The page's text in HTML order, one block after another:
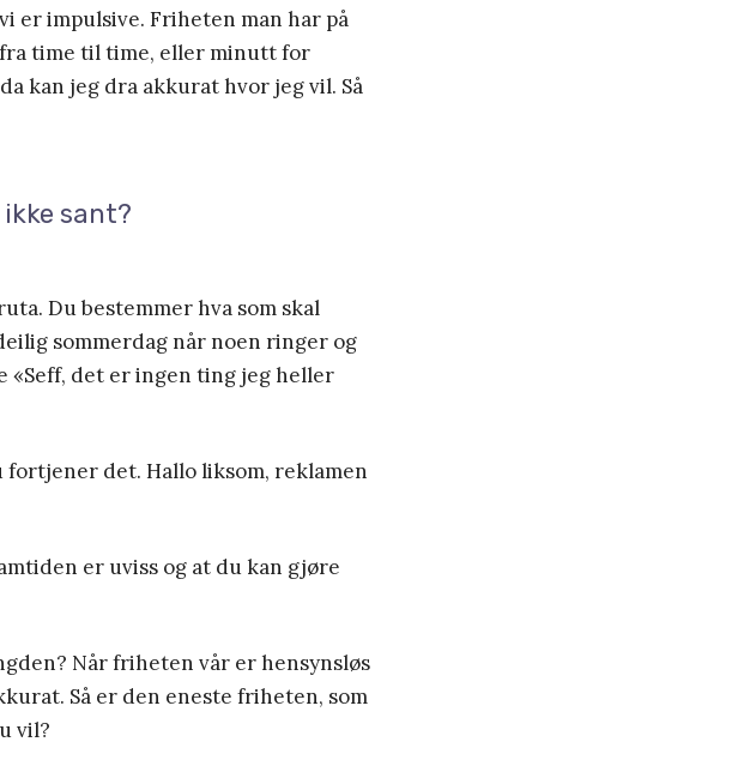
er impulsive. Friheten man har på
time til time, eller minutt for
kan jeg dra akkurat hvor jeg vil. Så
sant?
Du bestemmer hva som skal
sommerdag når noen ringer og
«Seff, det er ingen ting jeg heller
det. Hallo liksom, reklamen
er uviss og at du kan gjøre
Når friheten vår er hensynsløs
Så er den eneste friheten, som
vil?